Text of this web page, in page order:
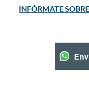
INFÓRMATE